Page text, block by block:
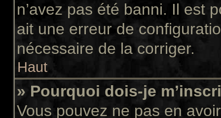
n’avez pas été banni. Il est
ait une erreur de
nécessaire de la corriger.
Haut
» Pourquoi dois-je
Vous pouvez ne pas en